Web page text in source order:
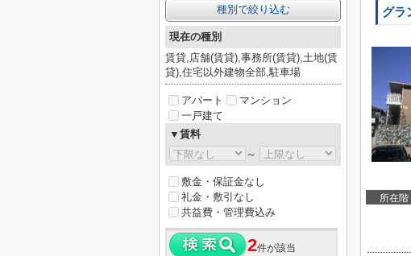
グラ
所在階
種別で絞り込む
現在の種別
賃貸,店舗(賃貸),事務所(賃貸),土地(賃
貸),住宅以外建物全部,駐車場
アパート
マンション
一戸建て
▼賃料
～
敷金・保証金なし
礼金・敷引なし
共益費・管理費込み
2件が該当